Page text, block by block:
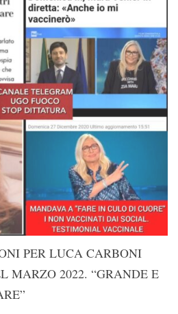
PER LUCA CARBONI
MARZO 2022. “GRANDE E